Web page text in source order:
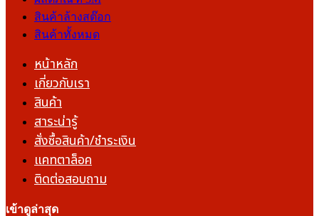
สินค้าล้างสต๊อก
สินค้าทั้งหมด
หน้าหลัก
เกี่ยวกับเรา
สินค้า
สาระน่ารู้
สั่งซื้อสินค้า/ชำระเงิน
แคทตาล็อค
ติดต่อสอบถาม
เข้าดูล่าสุด